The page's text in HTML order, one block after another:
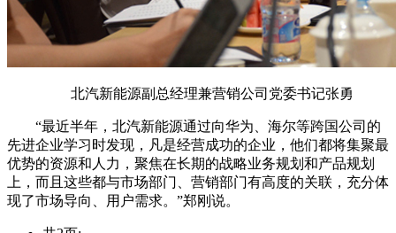
北汽新能源副总经理兼营销公司党委书记张勇
“最近半年，北汽新能源通过向华为、海尔等跨国公司的
先进企业学习时发现，凡是经营成功的企业，他们都将集聚最
优势的资源和人力，聚焦在长期的战略业务规划和产品规划
上，而且这些都与市场部门、营销部门有高度的关联，充分体
现了市场导向、用户需求。”郑刚说。